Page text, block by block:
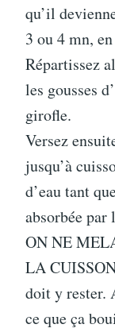
qu’il
3 ou 4 mn,
Répartissez
les gousses
girofle.
Versez
jusqu’à
d’eau tant
absorbée par
ON NE
LA
doit y rester.
ce que ça